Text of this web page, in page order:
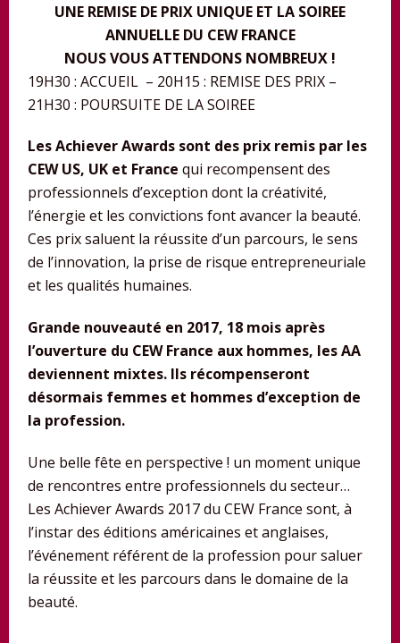
UNE REMISE DE PRIX UNIQUE ET LA SOIREE
ANNUELLE DU CEW FRANCE
NOUS VOUS ATTENDONS NOMBREUX !
19H30 : ACCUEIL – 20H15 : REMISE DES PRIX –
21H30 : POURSUITE DE LA SOIREE
Les Achiever Awards sont des prix remis par les
CEW US, UK et Francequi recompensent des
professionnels d’exception dont la créativité,
l’énergie et les convictions font avancer la beauté.
Ces prix saluent la réussite d’un parcours, le sens
de l’innovation, la prise de risque entrepreneuriale
et les qualités humaines.
Grande nouveauté en 2017, 18 mois après
l’ouverture du CEW France aux hommes, les AA
deviennent mixtes. Ils récompenseront
désormais femmes et hommes d’exception de
la profession.
Une belle fête en perspective ! un moment unique
de rencontres entre professionnels du secteur…
Les Achiever Awards 2017 du CEW France sont, à
l’instar des éditions américaines et anglaises,
l’événement référent de la profession pour saluer
la réussite et les parcours dans le domaine de la
beauté.